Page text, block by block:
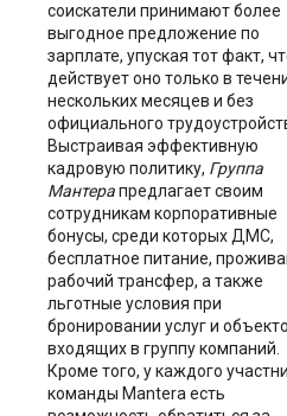
соискатели принимают более
выгодное предложение по
зарплате, упуская тот факт,
действует оно только в
нескольких месяцев и без
официального
Выстраивая эффективную
кадровую политику, Группа
Мантерапредлагает своим
сотрудникам корпоративные
бонусы, среди которых ДМС,
бесплатное питание,
рабочий трансфер, а также
льготные условия при
бронировании услуг и
входящих в группу компаний.
Кроме того, у каждого
команды Mantera есть